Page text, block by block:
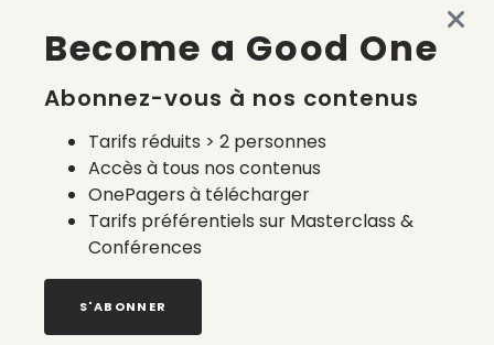
collants qui l’emploient ne durent généralement
que quelques jours.Les vêtements en polyamide
libèrent aux lavages des microparticules de
plastiques trop fins pour être filtrées, qui se
retrouvent dans les fonds marins et perturbent
l’écosystème
L’Econyl®, une matière fabriquée à partir de fibre
de nylon recyclée et recyclable mise au point par
l’entreprise Aquafil, est une alternative écologique
au polyamide. Cette matière est moins polluante
car elle permettrait de réduire de près de 80%
Become a Good One
Abonnez-vous à nos contenus
Tarifs réduits > 2 personnes
Accès à tous nos contenus
OnePagers à télécharger
Tarifs préférentiels sur Masterclass &
Conférences
S'ABONNER